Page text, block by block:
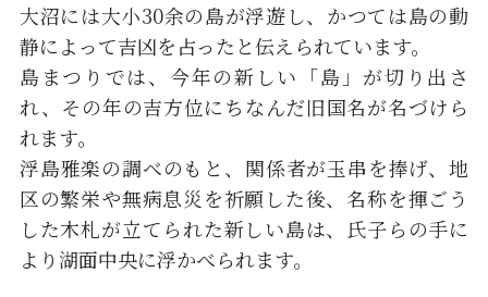
大沼には大小30余の島が浮遊し、かつては島の動
静によって吉凶を占ったと伝えられています。
島まつりでは、今年の新しい「島」が切り出さ
れ、その年の吉方位にちなんだ旧国名が名づけら
れます。
浮島雅楽の調べのもと、関係者が玉串を捧げ、地
区の繁栄や無病息災を祈願した後、名称を揮ごう
した木札が立てられた新しい島は、氏子らの手に
より湖面中央に浮かべられます。